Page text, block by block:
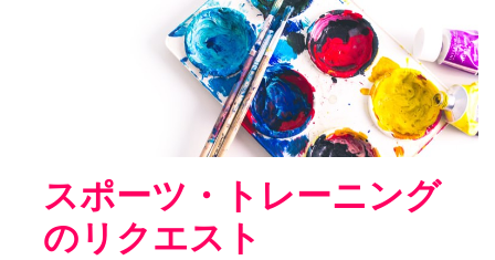
スポーツ・トレーニング
のリクエスト